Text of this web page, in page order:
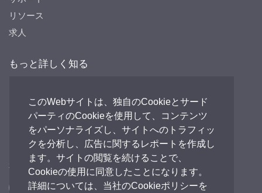
このWebサイトは、独自のCookieとサード
パーティのCookieを使用して、コンテンツ
をパーソナライズし、サイトへのトラフィッ
クを分析し、広告に関するレポートを作成し
ます。サイトの閲覧を続けることで、
Cookieの使用に同意したことになります。
詳細については、当社のCookieポリシーを
リソース
求人
もっと詳しく知る
Peak HQ tel:+44 141 812 8100
PEAK Japan tel:+81 (0)3-6825-4525
私たちとつながる